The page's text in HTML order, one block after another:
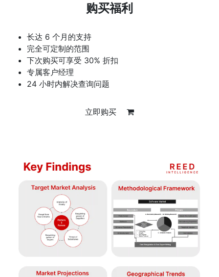
购买福利
长达 6 个月的支持
完全可定制的范围
下次购买可享受 30% 折扣
专属客户经理
24 小时内解决查询问题
立即购买